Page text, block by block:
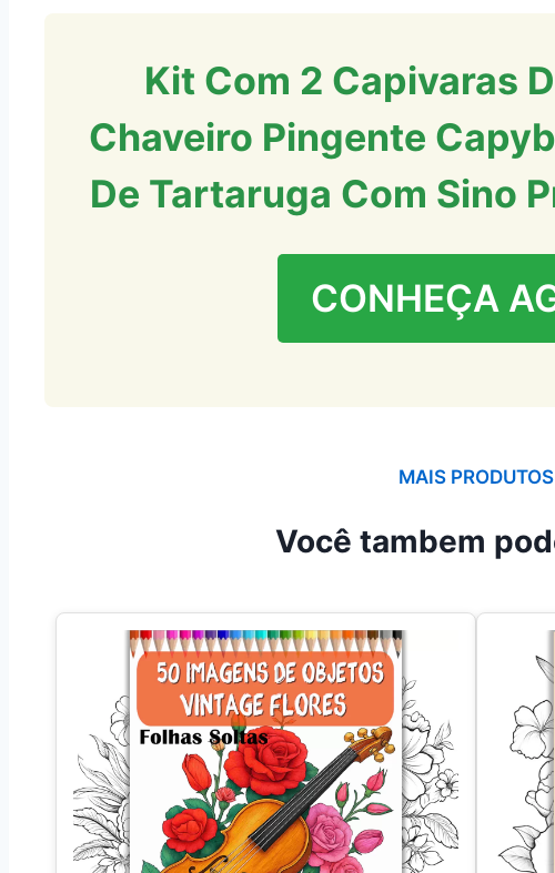
Kit Com 2 Capivaras
Chaveiro Pingente
De Tartaruga Com Sino
CONHEÇA
MAIS PRODUTOS
Você tambem